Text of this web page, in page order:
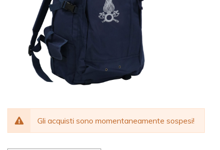
Gli acquisti sono momentaneamente sospesi!